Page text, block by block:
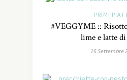
PRIMI
#VEGGYME ::
lime e latte
16 Settembre